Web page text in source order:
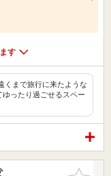
す
くまで旅行に来たような
ったり過ごせるスペー
お気に入